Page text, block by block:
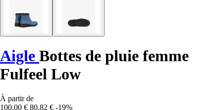
Aigle Bottes de pluie femme
Fulfeel Low
À partir de
100,00 € 80,82 € -19%